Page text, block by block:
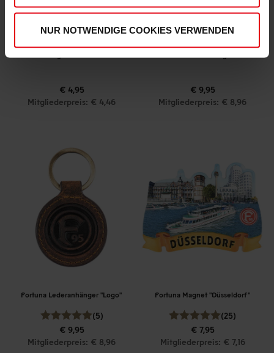
NUR NOTWENDIGE COOKIES VERWENDEN
€ 4,95
Mitgliederpreis: € 4,46
€ 9,95
Mitgliederpreis: € 8,96
Fortuna Lederanhänger "Logo"
(5)
€ 9,95
Mitgliederpreis: € 8,96
Fortuna Magnet "Düsseldorf"
(25)
€ 7,95
Mitgliederpreis: € 7,16